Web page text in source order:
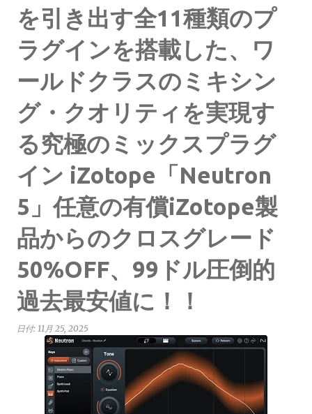
を引き出す全11種類のプ
ラグインを搭載した、ワ
ールドクラスのミキシン
グ・クオリティを実現す
る究極のミックスプラグ
イン iZotope「Neutron
5」任意の有償iZotope製
品からのクロスグレード
50%OFF、99ドル圧倒的
過去最安値に！！
日付: 11月 25, 2025